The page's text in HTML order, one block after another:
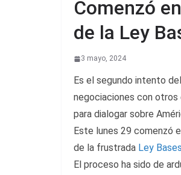
Comenzó
de la Ley
3 mayo, 2024
Es el segundo intento
negociaciones con
para dialogar sobre
Este lunes 29 comenzó
de la frustrada Ley
El proceso ha sido de